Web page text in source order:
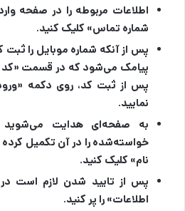
اطلاعات مربوطه را در صفحه
شماره تماس» کلیک کنید.
پس از آنکه شماره موبایل را
پیامک می‌شود که در قسمت
پس از ثبت کد، روی دکمه
نمایید.
به صفحه‌ای هدایت می‌شوید
خواسته‌شده را در آن تکمیل کرده
نام» کلیک کنید.
پس از تایید شدن لازم است
اطلاعات»را پر کنید.